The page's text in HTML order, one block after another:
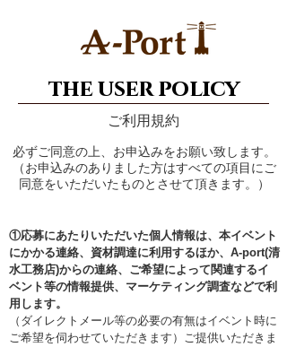
the user policy
ご利用規約
必ずご同意の上、お申込みをお願い致します。
（お申込みのありました方はすべての項目にご
同意をいただいたものとさせて頂きます。）
①応募にあたりいただいた個人情報は、本イベント
にかかる連絡、資材調達に利用するほか、A-port(清
水工務店)からの連絡、ご希望によって関連するイ
ベント等の情報提供、マーケティング調査などで利
用します。
（ダイレクトメール等の必要の有無はイベント時に
ご希望を伺わせていただきます）ご提供いただきま